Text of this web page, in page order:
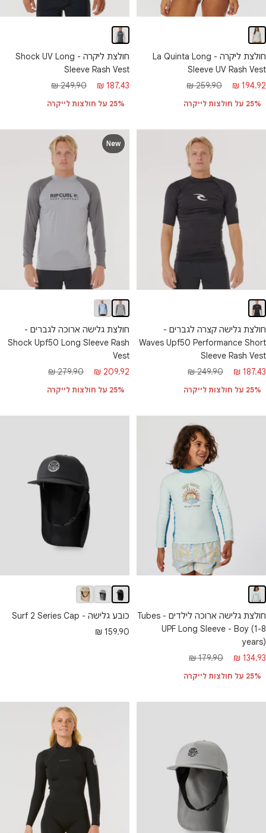
חולצת ליקרה - La Quinta Long
Sleeve UV Rash Vest
מחיר
מבצע
194.92 ₪
מחיר
רגיל
259.90 ₪
25% על חולצות לייקרה
חולצת ליקרה - Shock UV Long
Sleeve Rash Vest
מחיר
מבצע
187.43 ₪
מחיר
רגיל
249.90 ₪
25% על חולצות לייקרה
חולצת גלישה קצרה לגברים -
Waves Upf50 Performance Short
Sleeve Rash Vest
מחיר
מבצע
187.43 ₪
מחיר
רגיל
249.90 ₪
25% על חולצות לייקרה
New
חולצת גלישה ארוכה לגברים -
Shock Upf50 Long Sleeve Rash
Vest
מחיר
מבצע
209.92 ₪
מחיר
רגיל
279.90 ₪
25% על חולצות לייקרה
חולצת גלישה ארוכה לילדים - Tubes
UPF Long Sleeve - Boy (1-8
years)
מחיר
מבצע
134.93 ₪
מחיר
רגיל
179.90 ₪
25% על חולצות לייקרה
כובע גלישה - Surf 2 Series Cap
מחיר
159.90 ₪